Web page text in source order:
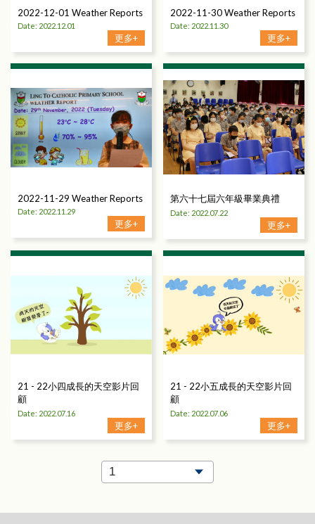
2022-12-01 Weather Reports
Date: 2022.12.01
更多+
2022-11-30 Weather Reports
Date: 2022.11.30
更多+
2022-11-29 Weather Reports
Date: 2022.11.29
更多+
第六十七屆六年級畢業典禮
Date: 2022.07.22
更多+
21 - 22小四成長的天空影片回
顧
Date: 2022.07.16
更多+
21 - 22小五成長的天空影片回
顧
Date: 2022.07.06
更多+